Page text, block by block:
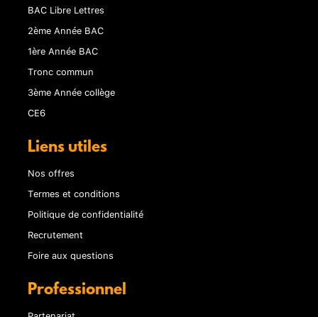
BAC Libre Lettres
2ème Année BAC
1ère Année BAC
Tronc commun
3ème Année collège
CE6
Liens utiles
Nos offres
Termes et conditions
Politique de confidentialité
Recrutement
Foire aux questions
Professionnel